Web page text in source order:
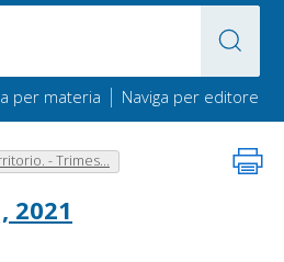
per materia | Naviga per editore
- Trimes...
2021